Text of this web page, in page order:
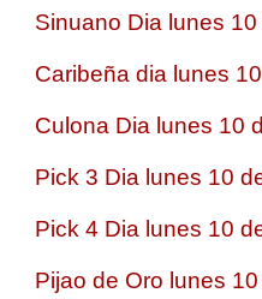
Sinuano Dia lunes
Caribeña dia lunes
Culona Dia lunes 10
Pick 3 Dia lunes 10
Pick 4 Dia lunes 10
Pijao de Oro lunes